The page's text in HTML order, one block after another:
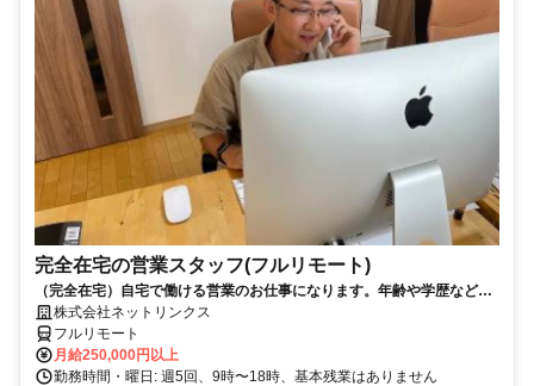
完全在宅の営業スタッフ(フルリモート)
（完全在宅）自宅で働ける営業のお仕事になります。年齢や学歴など問
いません。
株式会社ネットリンクス
フルリモート
月給250,000円以上
勤務時間・曜日: 週5回、9時〜18時、基本残業はありません